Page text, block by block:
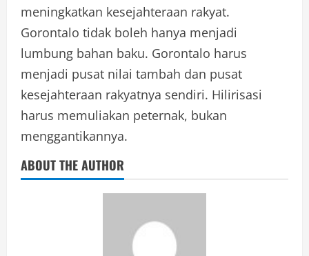
meningkatkan kesejahteraan rakyat.
Gorontalo tidak boleh hanya menjadi
lumbung bahan baku. Gorontalo harus
menjadi pusat nilai tambah dan pusat
kesejahteraan rakyatnya sendiri. Hilirisasi
harus memuliakan peternak, bukan
menggantikannya.
ABOUT THE AUTHOR